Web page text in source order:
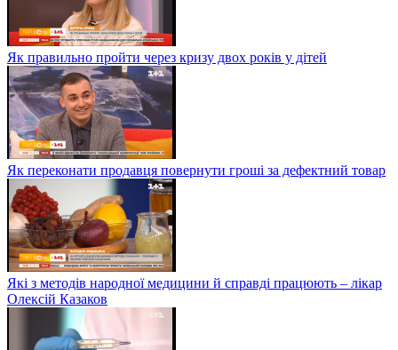
Як правильно пройти через кризу двох років у дітей
Як переконати продавця повернути гроші за дефектний товар
Які з методів народної медицини й справді працюють – лікар
Олексій Казаков